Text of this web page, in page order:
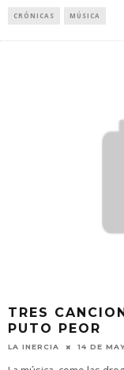
CRÓNICAS MÚSICA
TRES
PUTO PEOR
LA INERCIA 14 DE